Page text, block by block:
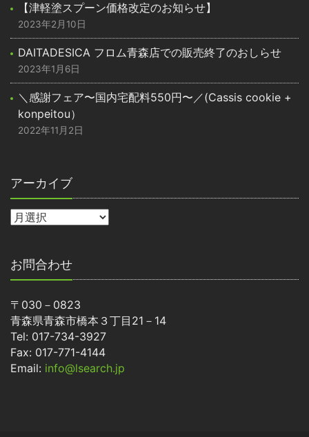
【津軽塗スプーン価格改定のお知らせ】
2023年2月10日
DAITADESICA フロム青森店での販売終了のおしらせ
2023年1月6日
＼感謝フェア〜国内宅配料550円〜／(Cassis cookie +
konpeitou）
2022年11月2日
アーカイブ
お問合わせ
〒030－0823
青森県青森市橋本３丁目21－14
Tel: 017-734-3927
Fax: 017-771-4144
Email: info@lsearch.jp